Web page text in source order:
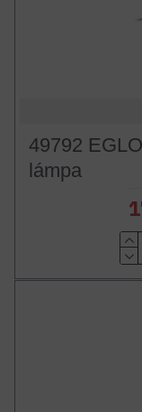
49792
lámpa